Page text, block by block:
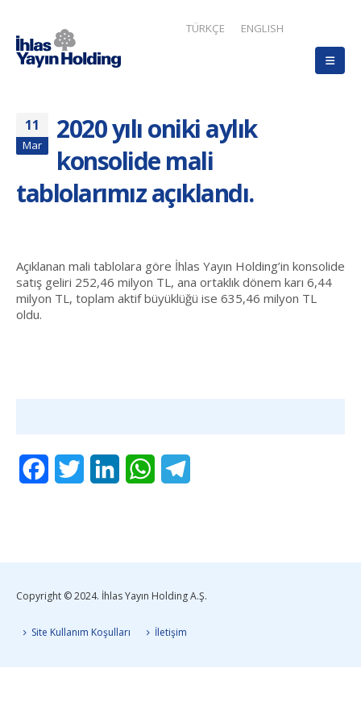
TÜRKÇE ENGLISH
11
Mar
2020 yılı oniki aylık
konsolide mali
tablolarımız açıklandı.
Açıklanan mali tablolara göre İhlas Yayın Holding’in konsolide
satış geliri 252,46 milyon TL, ana ortaklık dönem karı 6,44
milyon TL, toplam aktif büyüklüğü ise 635,46 milyon TL
oldu.
FacebookTwitter LinkedInWhatsApp
Copyright © 2024. İhlas Yayın Holding A.Ş.
Site Kullanım Koşulları İletişim